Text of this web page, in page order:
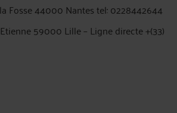
Fosse 44000 Nantes tel: 0228442644
59000 Lille – Ligne directe +(33)